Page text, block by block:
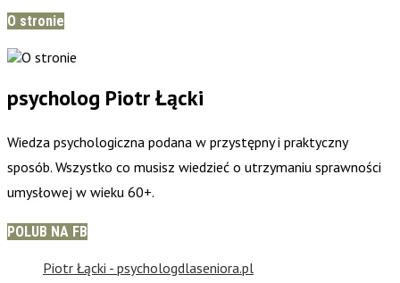
O stronie
psycholog Piotr Łącki
Wiedza psychologiczna podana w przystępny i praktyczny
sposób. Wszystko co musisz wiedzieć o utrzymaniu sprawności
umysłowej w wieku 60+.
POLUB NA FB
Piotr Łącki - psychologdlaseniora.pl